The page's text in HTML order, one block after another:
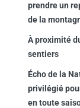
prendre un
de la
À proximité
sentiers
Écho de la
privilégié
en toute